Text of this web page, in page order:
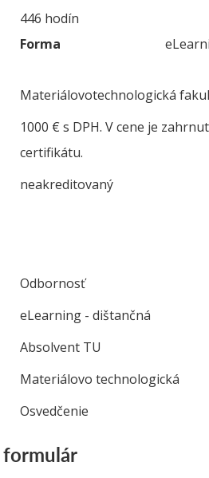
446 hodín
Forma
Materiálovotechnologická
1000 € s DPH. V cene je
certifikátu.
neakreditovaný
Odbornosť
eLearning - dištančná
Absolvent TU
Materiálovo technologická
Osvedčenie